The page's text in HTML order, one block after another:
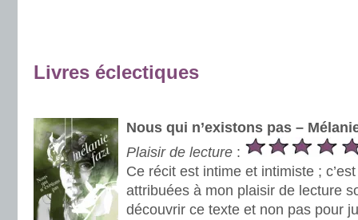
Livres éclectiques
Nous qui n’existons pas –
Plaisir de lecture :
Ce récit est intime et intimiste ;
attribuées à mon plaisir de lecture
découvrir ce texte et non pas pour